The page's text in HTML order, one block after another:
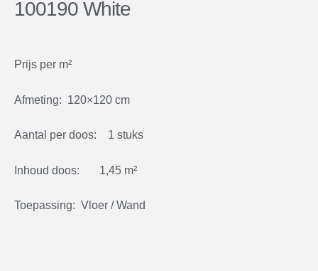
100190 White
Prijs per m²
Afmeting: 120×120 cm
Aantal per doos: 1 stuks
Inhoud doos: 1,45 m²
Toepassing: Vloer / Wand